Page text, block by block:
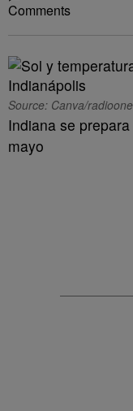
Comments
Source: Canva/
Indiana se
mayo